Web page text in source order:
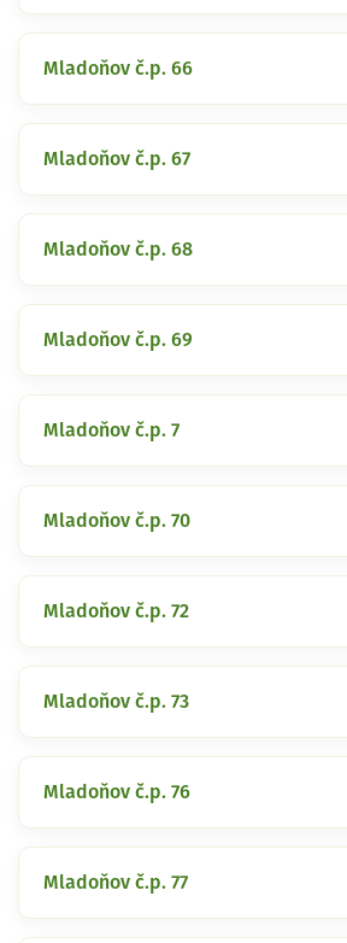
Mladoňov č.p. 66
Mladoňov č.p. 67
Mladoňov č.p. 68
Mladoňov č.p. 69
Mladoňov č.p. 7
Mladoňov č.p. 70
Mladoňov č.p. 72
Mladoňov č.p. 73
Mladoňov č.p. 76
Mladoňov č.p. 77